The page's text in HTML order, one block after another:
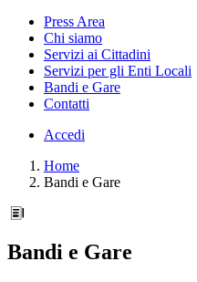
Press Area
Chi siamo
Servizi ai Cittadini
Servizi per gli Enti Locali
Bandi e Gare
Contatti
Accedi
Home
Bandi e Gare
Bandi e Gare